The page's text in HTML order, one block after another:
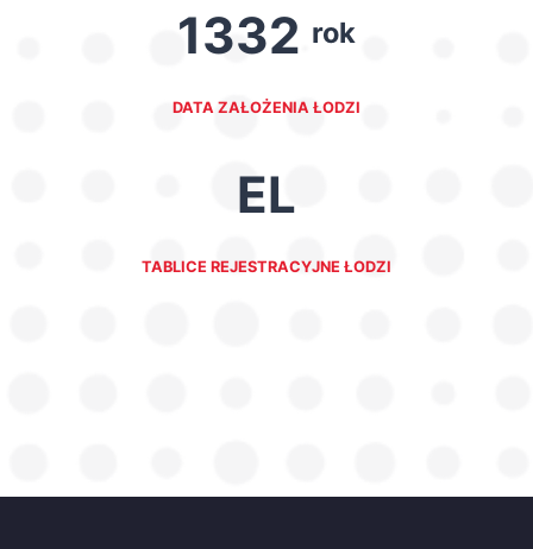
1332 rok
DATA ZAŁOŻENIA ŁODZI
EL
TABLICE REJESTRACYJNE ŁODZI